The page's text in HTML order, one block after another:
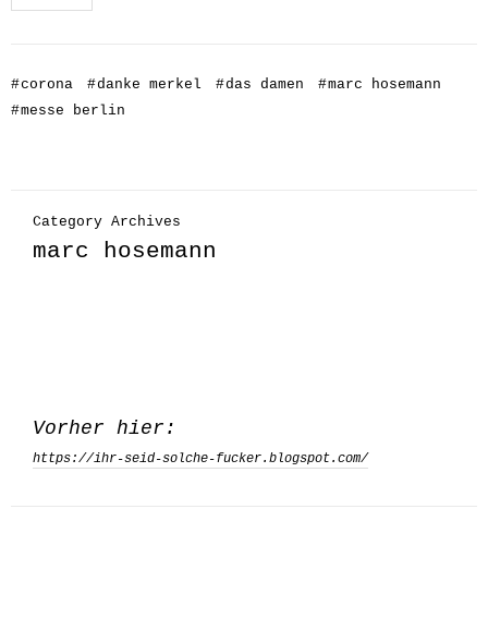
#corona #danke merkel #das damen #marc hosemann
#messe berlin
Category Archives
marc hosemann
Vorher hier:
https://ihr-seid-solche-fucker.blogspot.com/